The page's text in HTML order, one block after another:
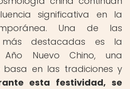
significativa en la
Una de las
más destacadas es la
Nuevo Chino, una
basa en las tradiciones y
esta festividad, se